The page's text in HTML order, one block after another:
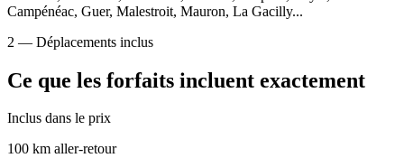
Campénéac, Guer, Malestroit, Mauron, La Gacilly...
2 — Déplacements inclus
Ce que les forfaits incluent exactement
Inclus dans le prix
100 km aller-retour